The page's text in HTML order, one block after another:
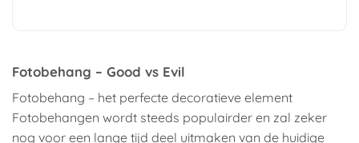
Fotobehang – Good vs Evil
Fotobehang – het perfecte decoratieve element
Fotobehangen wordt steeds populairder en zal zeker
nog voor een lange tijd deel uitmaken van de huidige